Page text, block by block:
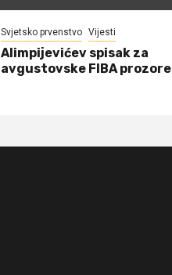
Svjetsko prvenstvo Vijesti
Alimpijevićev spisak za
avgustovske FIBA prozore